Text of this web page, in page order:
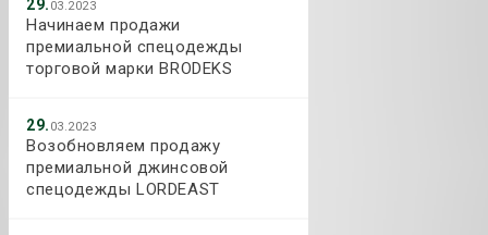
29. 03.2023
Начинаем продажи
премиальной спецодежды
торговой марки BRODEKS
29. 03.2023
Возобновляем продажу
премиальной джинсовой
спецодежды LORDEAST